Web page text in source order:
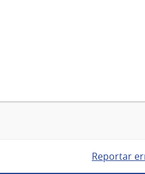
Reportar